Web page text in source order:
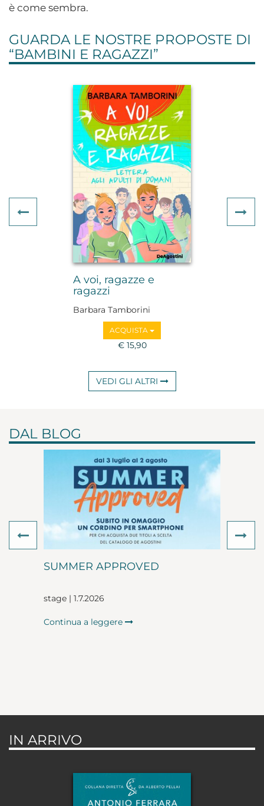
è come sembra.
GUARDA LE NOSTRE PROPOSTE DI
“BAMBINI E RAGAZZI”
A voi, ragazze e
ragazzi
Barbara Tamborini
ACQUISTA
€ 15,90
Previous
VEDI GLI ALTRI
DAL BLOG
SUMMER APPROVED
stage | 1.7.2026
Continua a leggere
Previous
IN ARRIVO